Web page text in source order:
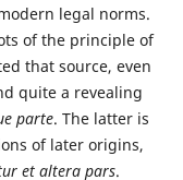
legal norms.
of the principle of
that source, even
quite a revealing
parte. The latter is
of later origins,
et altera pars.